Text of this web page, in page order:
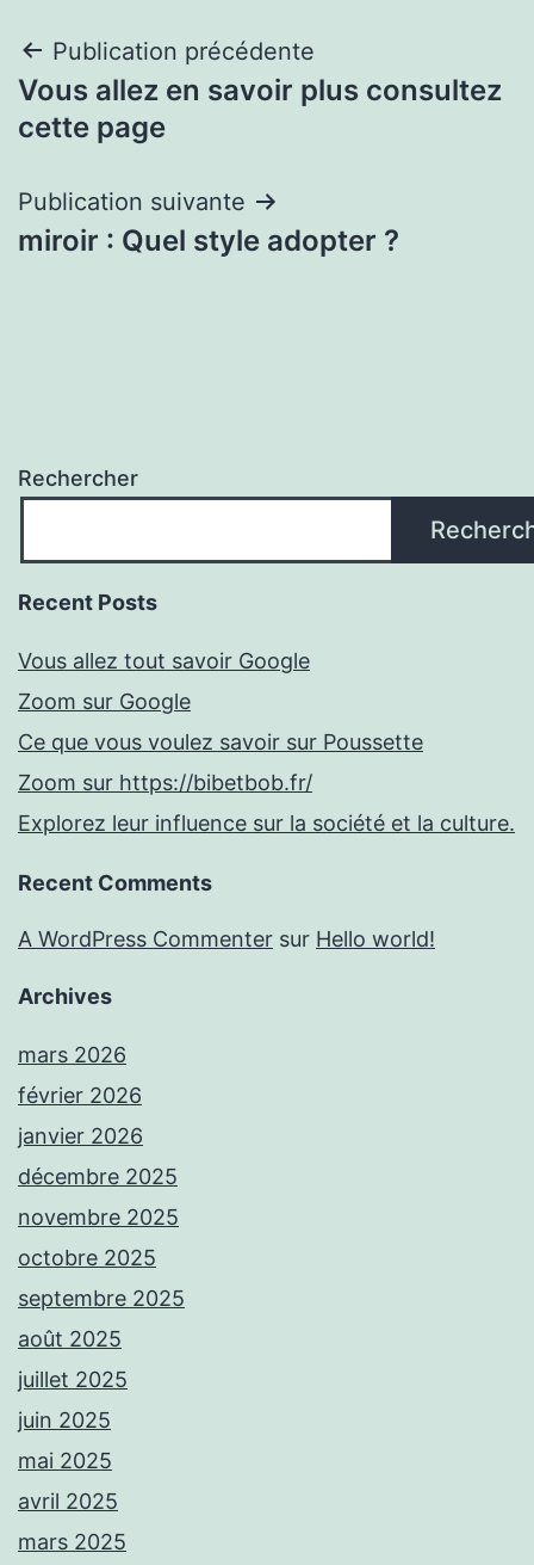
Navigation
de
Publication précédente
Vous allez en savoir plus consultez
cette page
Publication suivante
miroir : Quel style adopter ?
Rechercher
Recent Posts
Vous allez tout savoir Google
Zoom sur Google
Ce que vous voulez savoir sur Poussette
Zoom sur https://bibetbob.fr/
Explorez leur influence sur la société et la culture.
Recent Comments
A WordPress Commenter sur Hello world!
Archives
mars 2026
février 2026
janvier 2026
décembre 2025
novembre 2025
octobre 2025
septembre 2025
août 2025
juillet 2025
juin 2025
mai 2025
avril 2025
mars 2025